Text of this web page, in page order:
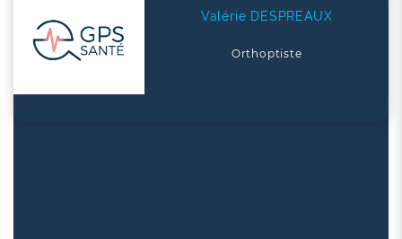
Valérie DESPREAUX
Orthoptiste